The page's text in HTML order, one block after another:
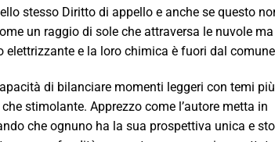
stesso Diritto di appello e anche se questo
un raggio di sole che attraversa le nuvole ma
e la loro chimica è fuori dal
di bilanciare momenti leggeri con temi più
stimolante. Apprezzo come l’autore metta in
che ognuno ha la sua prospettiva unica e